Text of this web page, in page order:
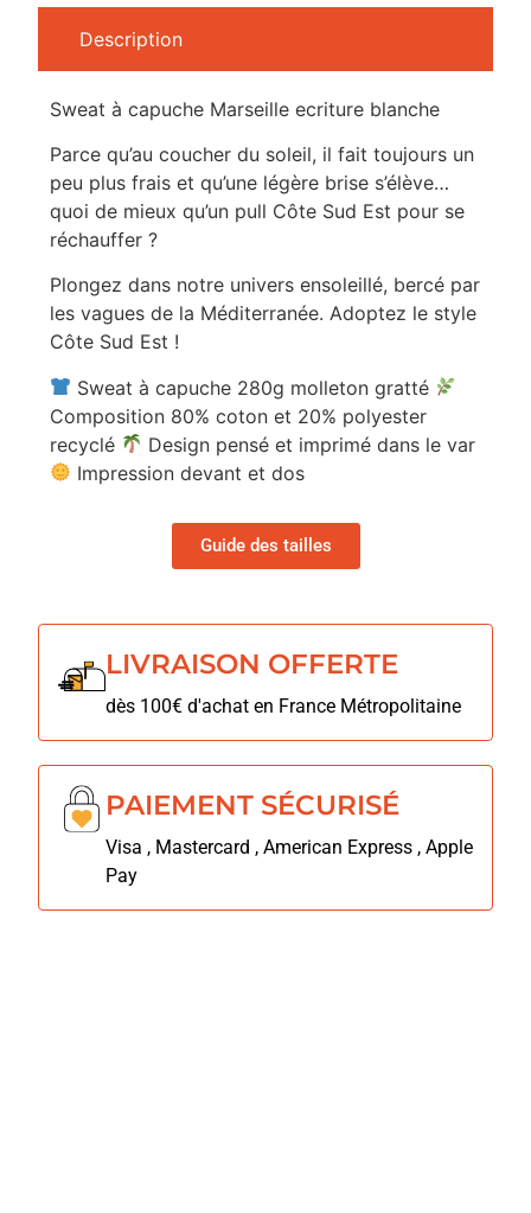
Description
Sweat à capuche Marseille ecriture blanche
Parce qu’au coucher du soleil, il fait toujours un
peu plus frais et qu’une légère brise s’élève…
quoi de mieux qu’un pull Côte Sud Est pour se
réchauffer ?
Plongez dans notre univers ensoleillé, bercé par
les vagues de la Méditerranée. Adoptez le style
Côte Sud Est !
Sweat à capuche 280g molleton gratté
Composition 80% coton et 20% polyester
recyclé
Design pensé et imprimé dans le var
Impression devant et dos
Guide des tailles
LIVRAISON OFFERTE
dès 100€ d'achat en France Métropolitaine
PAIEMENT SÉCURISÉ
Visa , Mastercard , American Express , Apple
Pay